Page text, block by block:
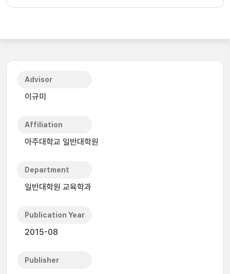
Advisor
이규미
Affiliation
아주대학교 일반대학원
Department
일반대학원 교육학과
Publication Year
2015-08
Publisher